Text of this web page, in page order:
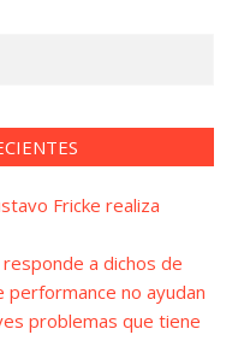
Fricke realiza
a dichos de
performance no ayudan
problemas que tiene